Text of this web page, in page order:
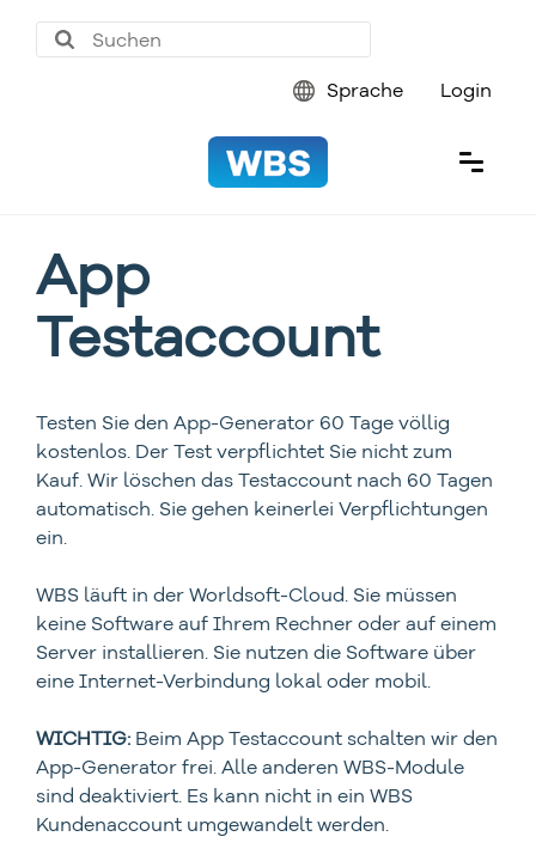
Login
Sprache
App
Testaccount
Testen Sie den App-Generator 60 Tage völlig
kostenlos. Der Test verpflichtet Sie nicht zum
Kauf. Wir löschen das Testaccount nach 60 Tagen
automatisch. Sie gehen keinerlei Verpflichtungen
ein.
WBS läuft in der Worldsoft-Cloud. Sie müssen
keine Software auf Ihrem Rechner oder auf einem
Server installieren. Sie nutzen die Software über
eine Internet-Verbindung lokal oder mobil.
WICHTIG: Beim App Testaccount schalten wir den
App-Generator frei. Alle anderen WBS-Module
sind deaktiviert. Es kann nicht in ein WBS
Kundenaccount umgewandelt werden.